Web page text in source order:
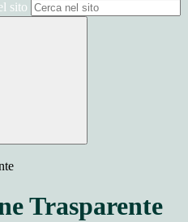
sito
Trasparente